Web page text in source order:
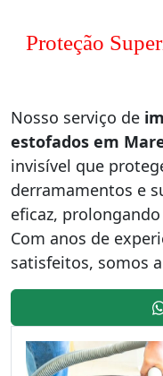
Proteção
Nosso serviço de
estofados em
invisível que
derramamentos e
eficaz,
Com anos de
satisfeitos, somos